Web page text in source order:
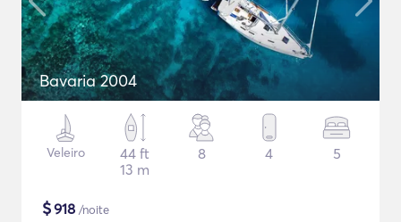
Bavaria 2004
Veleiro
44 ft
13 m
8 4 5
$918 /noite